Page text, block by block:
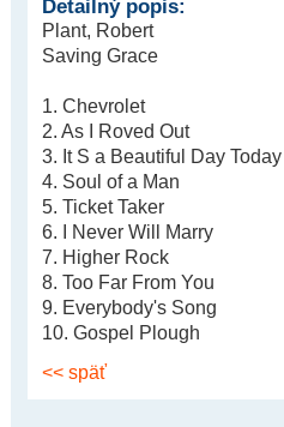
Detailný popis:
Plant, Robert
Saving Grace
1. Chevrolet
2. As I Roved Out
3. It S a Beautiful Day Today
4. Soul of a Man
5. Ticket Taker
6. I Never Will Marry
7. Higher Rock
8. Too Far From You
9. Everybody's Song
10. Gospel Plough
<< späť